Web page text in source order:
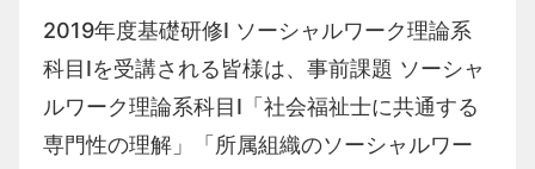
2019年度基礎研修Ⅰ ソーシャルワーク理論系
科目Ⅰを受講される皆様は、事前課題 ソーシャ
ルワーク理論系科目Ⅰ「社会福祉士に共通する
専門性の理解」「所属組織のソーシャルワー